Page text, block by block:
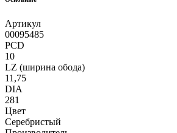
Артикул
00095485
PCD
10
LZ (ширина обода)
11,75
DIA
281
Цвет
Серебристый